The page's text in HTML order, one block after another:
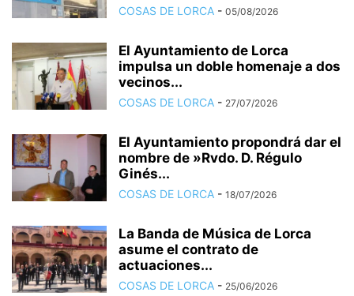
COSAS DE LORCA - 05/08/2026
El Ayuntamiento de Lorca
impulsa un doble homenaje a dos
vecinos...
COSAS DE LORCA - 27/07/2026
El Ayuntamiento propondrá dar el
nombre de »Rvdo. D. Régulo
Ginés...
COSAS DE LORCA - 18/07/2026
La Banda de Música de Lorca
asume el contrato de
actuaciones...
COSAS DE LORCA - 25/06/2026